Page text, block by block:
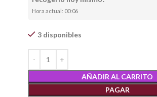
Hora actual: 00:06
3 disponibles
AÑADIR AL CARRITO
PAGAR